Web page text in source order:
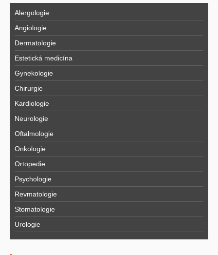
Alergologie
Angiologie
Dermatologie
Estetická medicína
Gynekologie
Chirurgie
Kardiologie
Neurologie
Oftalmologie
Onkologie
Ortopedie
Psychologie
Revmatologie
Stomatologie
Urologie